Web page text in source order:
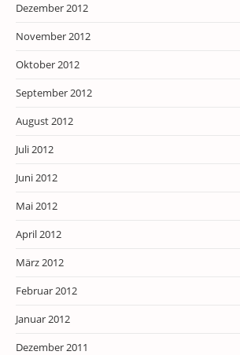
Dezember 2012
November 2012
Oktober 2012
September 2012
August 2012
Juli 2012
Juni 2012
Mai 2012
April 2012
März 2012
Februar 2012
Januar 2012
Dezember 2011